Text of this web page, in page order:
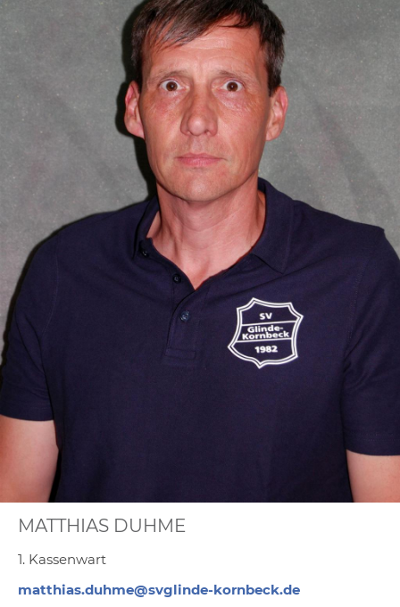
MATTHIAS DUHME
1. Kassenwart
matthias.duhme@svglinde-kornbeck.de